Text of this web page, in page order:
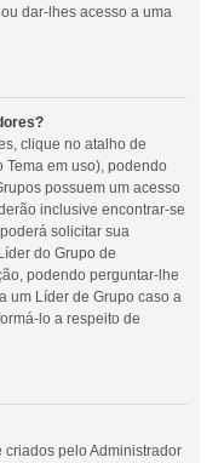
dar-lhes acesso a uma
clique no atalho de
em uso), podendo
possuem um acesso
inclusive encontrar-se
solicitar sua
do Grupo de
podendo perguntar-lhe
um Líder de Grupo caso a
lo a respeito de
pelo Administrador